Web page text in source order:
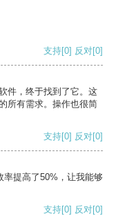
支持[0] 反对[0]
件，终于找到了它。这
所有需求。操作也很简
支持[0] 反对[0]
率提高了50%，让我能够
支持[0] 反对[0]